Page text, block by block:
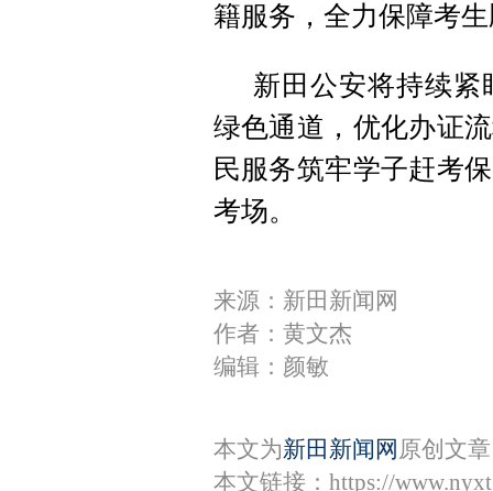
籍服务，全力保障考
新田公安将持续
绿色通道，优化办证
民服务筑牢学子赶考
考场。
来源：新田新闻网
作者：黄文杰
编辑：颜敏
本文为新田新闻网 原创文
本文链接： https://